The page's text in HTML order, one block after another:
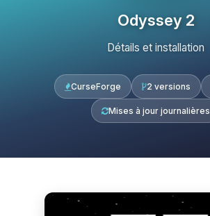
Odyssey 2
Détails et installation
CurseForge 2 versions
Mises à jour journalières